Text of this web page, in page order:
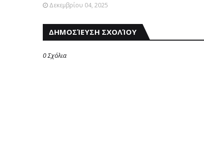
Δεκεμβρίου 04, 2025
ΔΗΜΟΣΊΕΥΣΗ ΣΧΟΛΊΟΥ
0 Σχόλια